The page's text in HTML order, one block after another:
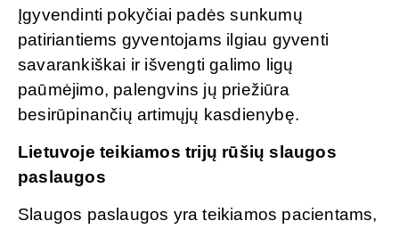
Įgyvendinti pokyčiai padės sunkumų
patiriantiems gyventojams ilgiau gyventi
savarankiškai ir išvengti galimo ligų
paūmėjimo, palengvins jų priežiūra
besirūpinančių artimųjų kasdienybę.
Lietuvoje teikiamos trijų rūšių slaugos
paslaugos
Slaugos paslaugos yra teikiamos pacientams,